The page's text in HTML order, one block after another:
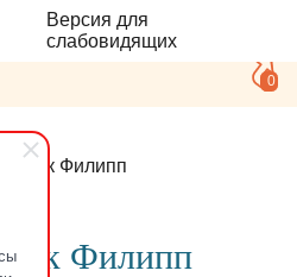
Версия для
слабовидящих
0
Филипп
Филипп